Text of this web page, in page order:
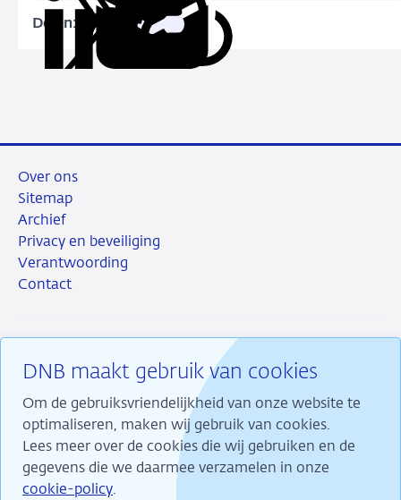
en
biedt
testperiode
Delen:
Deel
DeelDeelKopieer
DNB maakt gebruik van cookies
Om de gebruiksvriendelijkheid van onze website te
optimaliseren, maken wij gebruik van cookies.
Lees meer over de cookies die wij gebruiken en de
gegevens die we daarmee verzamelen in onze
cookie-policy.
Over ons
Sitemap
Archief
Privacy en beveiliging
Verantwoording
Contact
RSS InstagramLinkedin
X
Wij maken ons sterk voor financiële stabiliteit en
dragen daarmee bij aan duurzame welvaart in